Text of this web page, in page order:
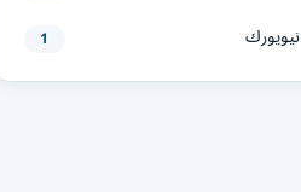
نيويورك 1